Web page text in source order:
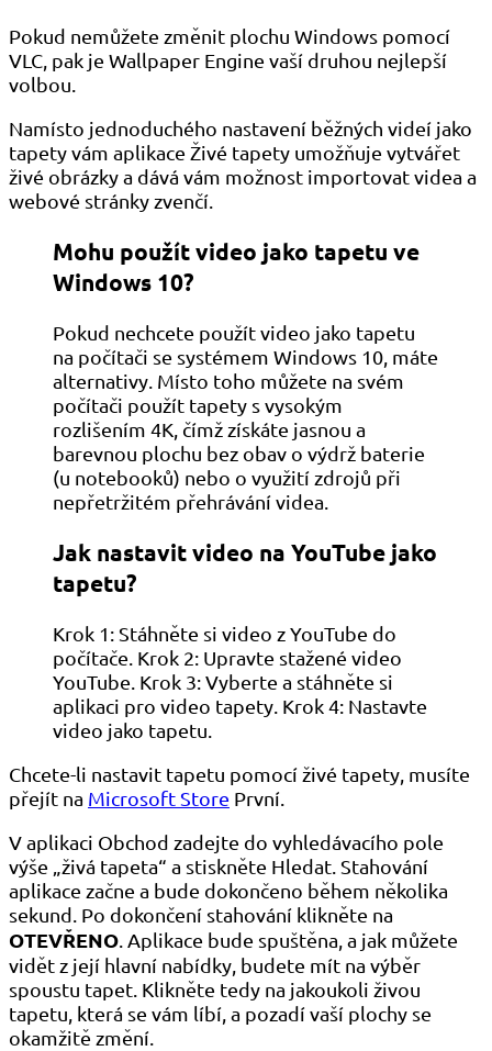
Pokud nemůžete změnit plochu Windows pomocí
VLC, pak je Wallpaper Engine vaší druhou nejlepší
volbou.
Namísto jednoduchého nastavení běžných videí jako
tapety vám aplikace Živé tapety umožňuje vytvářet
živé obrázky a dává vám možnost importovat videa a
webové stránky zvenčí.
Mohu použít video jako tapetu ve
Windows 10?
Pokud nechcete použít video jako tapetu
na počítači se systémem Windows 10, máte
alternativy. Místo toho můžete na svém
počítači použít tapety s vysokým
rozlišením 4K, čímž získáte jasnou a
barevnou plochu bez obav o výdrž baterie
(u notebooků) nebo o využití zdrojů při
nepřetržitém přehrávání videa.
Jak nastavit video na YouTube jako
tapetu?
Krok 1: Stáhněte si video z YouTube do
počítače. Krok 2: Upravte stažené video
YouTube. Krok 3: Vyberte a stáhněte si
aplikaci pro video tapety. Krok 4: Nastavte
video jako tapetu.
Chcete-li nastavit tapetu pomocí živé tapety, musíte
přejít na Microsoft Store První.
V aplikaci Obchod zadejte do vyhledávacího pole
výše „živá tapeta“ a stiskněte Hledat. Stahování
aplikace začne a bude dokončeno během několika
sekund. Po dokončení stahování klikněte na
OTEVŘENO. Aplikace bude spuštěna, a jak můžete
vidět z její hlavní nabídky, budete mít na výběr
spoustu tapet. Klikněte tedy na jakoukoli živou
tapetu, která se vám líbí, a pozadí vaší plochy se
okamžitě změní.